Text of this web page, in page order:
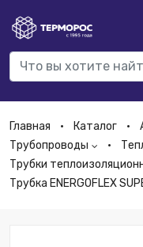
Главная Каталог
Трубопроводы
Трубки
Трубка ENERGOFLEX